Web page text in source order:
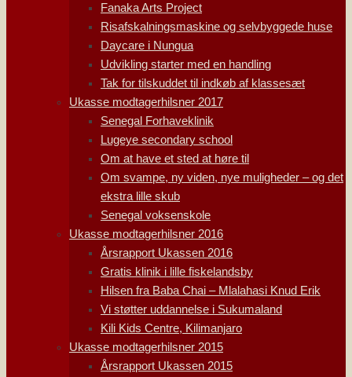
Fanaka Arts Project
Risafskalningsmaskine og selvbyggede huse
Daycare i Nungua
Udvikling starter med en handling
Tak for tilskuddet til indkøb af klassesæt
Ukasse modtagerhilsner 2017
Senegal Forhaveklinik
Lugeye secondary school
Om at have et sted at høre til
Om svampe, ny viden, nye muligheder – og det
ekstra lille skub
Senegal voksenskole
Ukasse modtagerhilsner 2016
Årsrapport Ukassen 2016
Gratis klinik i lille fiskelandsby
Hilsen fra Baba Chai – Mlalahasi Knud Erik
Vi støtter uddannelse i Sukumaland
Kili Kids Centre, Kilimanjaro
Ukasse modtagerhilsner 2015
Årsrapport Ukassen 2015